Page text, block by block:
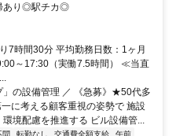
あり◎駅チカ◎
7時間30分 平均勤務日数：1ヶ月
～17:30（実働7.5時間） ≪当直
の設備管理 ／ 《急募》★50代多
に考える顧客重視の姿勢で 施設
境配慮を推進する ビル設備管...
問 転勤なし 交通費全額支給
午前